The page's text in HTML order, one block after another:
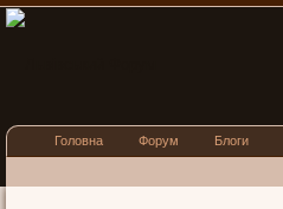
Головна Форум Блоги